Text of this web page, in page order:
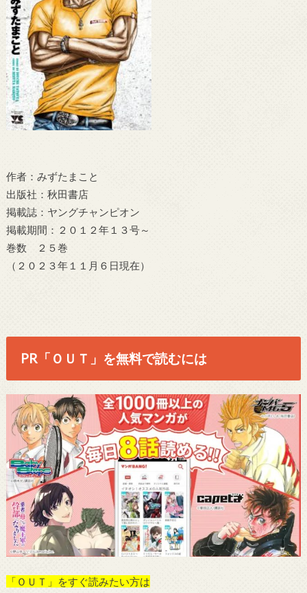
作者：みずたまこと
出版社：秋田書店
掲載誌：ヤングチャンピオン
掲載期間：２０１２年１３号～
巻数 ２５巻
（２０２３年１１月６日現在）
PR「ＯＵＴ」を無料で読むには
「ＯＵＴ」をすぐ読みたい方は